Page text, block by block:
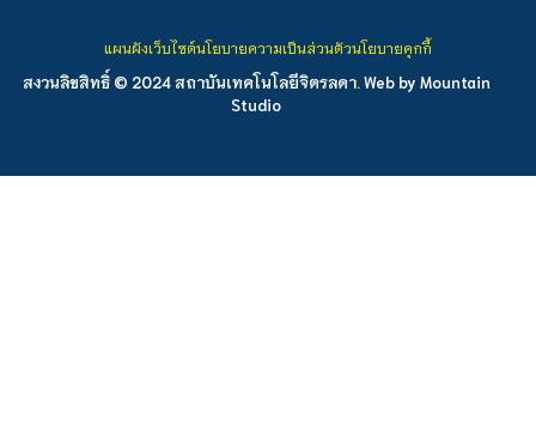
สงวนลิขสิทธิ์ © 2024 สถาบันเทคโนโลยีจิตรลดา. Web by Mountain
Studio
แผนผังเว็บไซต์นโยบายความเป็นส่วนตัวนโยบายคุกกี้